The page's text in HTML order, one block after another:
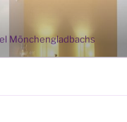
Mönchengladbachs